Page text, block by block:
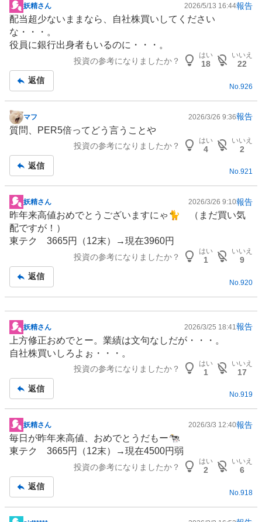
掲
示
板
記
妖精さん 2026/5/13 16:44報告
配当超少ないままなら、自社株買いしてください
な・・・。
役員に銀行出身者もいるのに・・・。
投資の参考になりましたか？
はい
18
いいえ
22
返信
No. 926
掲
示
事
マフ 2026/3/26 9:36報告
質問、PER5倍ってどう言うことや
投資の参考になりましたか？
はい
4
いいえ
2
返信
No.921
掲
示
板
記
妖精さん 2026/3/26 9:10報告
昨年来高値おめでとうございますにゃ🐈 （まだ買い気
配ですが！）
東テク 3665円（12末）→現在3960円
投資の参考になりましたか？
はい
1
いいえ
9
返信
No. 920
掲
示
板
妖精さん 2026/3/25 18:41 報告
上方修正おめでとー。業績は文句なしだが・・・。
自社株買いしろよぉ・・・。
投資の参考になりましたか？
はい
1
いいえ
17
返信
No.919
掲
示
板
妖精さん 2026/3/3 12:40報告
毎日が昨年来高値、おめでとうだもー🐄
東テク 3665円（12末）→現在4500円弱
投資の参考になりましたか？
はい
2
いいえ
6
返信
No. 918